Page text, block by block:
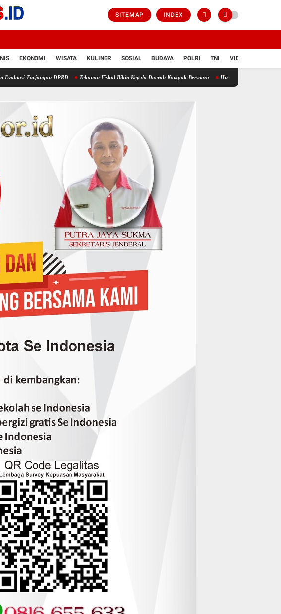
SITEMAP INDEX
EKONOMI WISATA KULINER SOSIAL BUDAYA POLRI TNI VIDIO
DPRD Tekanan Fiskal Bikin Kepala Daerah Kompak Bersuara Hukum Untuk Rakyat Bukan Rakyat